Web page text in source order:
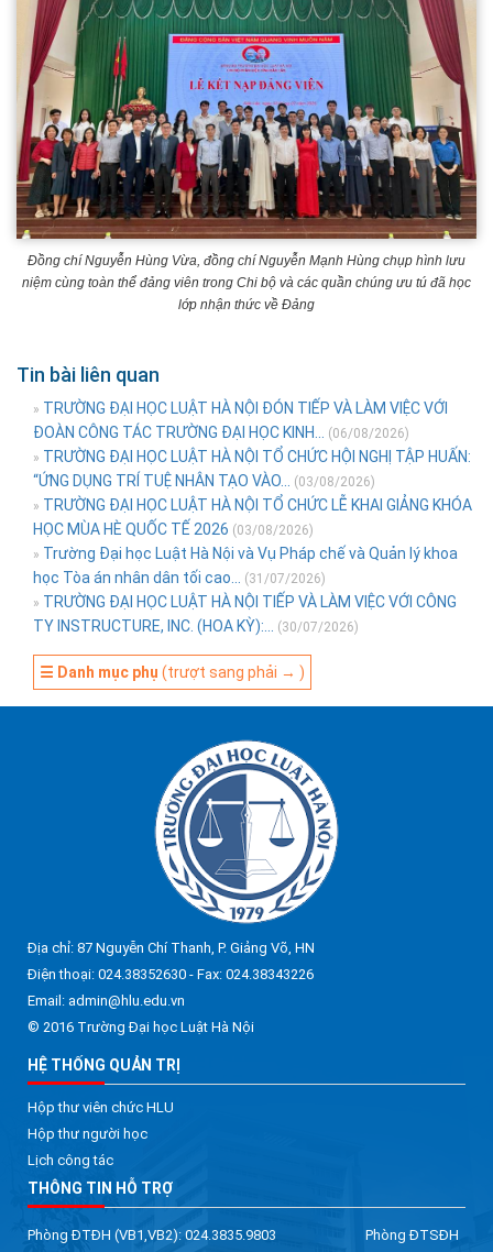
Đồng chí Nguyễn Hùng Vừa, đồng chí Nguyễn Mạnh Hùng chụp hình lưu
niệm cùng toàn thể đảng viên trong Chi bộ và các quần chúng ưu tú đã học
lớp nhận thức về Đảng
Tin bài liên quan
» TRƯỜNG ĐẠI HỌC LUẬT HÀ NỘI ĐÓN TIẾP VÀ LÀM VIỆC VỚI
ĐOÀN CÔNG TÁC TRƯỜNG ĐẠI HỌC KINH... (06/08/2026)
» TRƯỜNG ĐẠI HỌC LUẬT HÀ NỘI TỔ CHỨC HỘI NGHỊ TẬP HUẤN:
“ỨNG DỤNG TRÍ TUỆ NHÂN TẠO VÀO... (03/08/2026)
» TRƯỜNG ĐẠI HỌC LUẬT HÀ NỘI TỔ CHỨC LỄ KHAI GIẢNG KHÓA
HỌC MÙA HÈ QUỐC TẾ 2026 (03/08/2026)
» Trường Đại học Luật Hà Nội và Vụ Pháp chế và Quản lý khoa
học Tòa án nhân dân tối cao... (31/07/2026)
» TRƯỜNG ĐẠI HỌC LUẬT HÀ NỘI TIẾP VÀ LÀM VIỆC VỚI CÔNG
TY INSTRUCTURE, INC. (HOA KỲ):... (30/07/2026)
☰ Danh mục phụ (trượt sang phải → )
Địa chỉ: 87 Nguyễn Chí Thanh, P. Giảng Võ, HN
Điện thoại: 024.38352630 - Fax: 024.38343226
Email: admin@hlu.edu.vn
© 2016 Trường Đại học Luật Hà Nội
HỆ THỐNG QUẢN TRỊ
Hộp thư viên chức HLU
Hộp thư người học
Lịch công tác
THÔNG TIN HỖ TRỢ
Phòng ĐTĐH (VB1,VB2): 024.3835.9803 Phòng ĐTSĐH